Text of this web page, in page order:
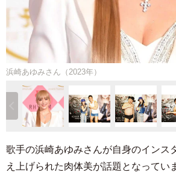
浜崎あゆみさん（2023年）
歌手の浜崎あゆみさんが自身のインス
え上げられた肉体美が話題となってい